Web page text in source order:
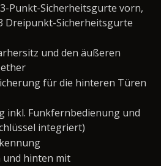
Punkt-Sicherheitsgurte vorn,
Dreipunkt-Sicherheitsgurte
und den äußeren
für die hinteren Türen
inkl. Funkfernbedienung und
integriert)
und hinten mit